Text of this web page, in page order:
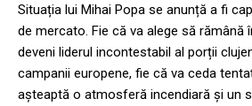
Situația lui Mihai Popa se anunță a fi
de mercato. Fie că va alege să rămână
deveni liderul incontestabil al porții
campanii europene, fie că va ceda
așteaptă o atmosferă incendiară și un